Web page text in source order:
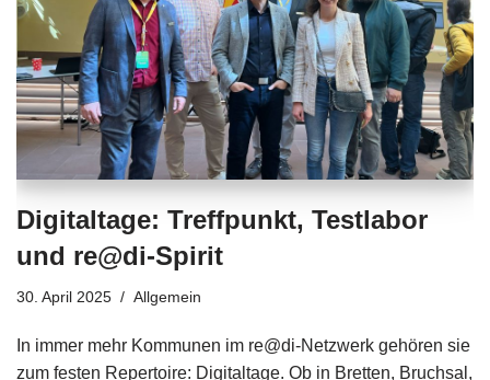
Digitaltage: Treffpunkt, Testlabor
und re@di-Spirit
30. April 2025 Allgemein
In immer mehr Kommunen im re@di-Netzwerk gehören sie
zum festen Repertoire: Digitaltage. Ob in Bretten, Bruchsal,